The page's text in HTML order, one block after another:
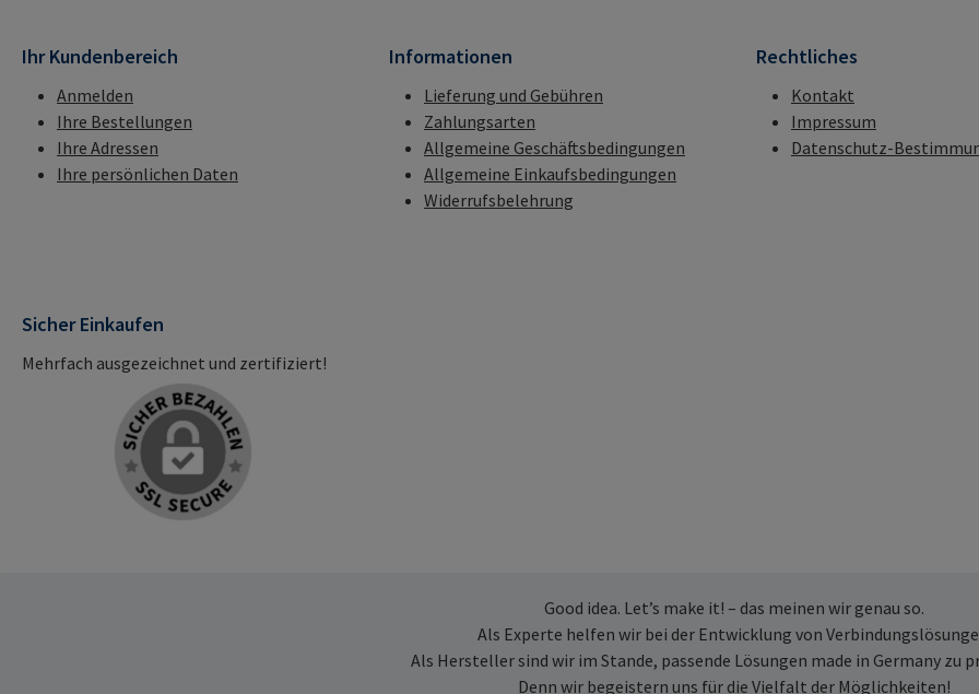
Ihr Kundenbereich
Anmelden
Ihre Bestellungen
Ihre Adressen
Ihre persönlichen Daten
Informationen
Lieferung und Gebühren
Zahlungsarten
Allgemeine Geschäftsbedingungen
Allgemeine Einkaufsbedingungen
Widerrufsbelehrung
Rechtliches
Kontakt
Impressum
Datenschutz-
Sicher Einkaufen
Mehrfach ausgezeichnet und zertifiziert!
Good idea. Let’s make it! – das meinen wir genau so.
Als Experte helfen wir bei der Entwicklung von
Als Hersteller sind wir im Stande, passende Lösungen made in Germany zu
Denn wir begeistern uns für die Vielfalt der Möglichkeiten!